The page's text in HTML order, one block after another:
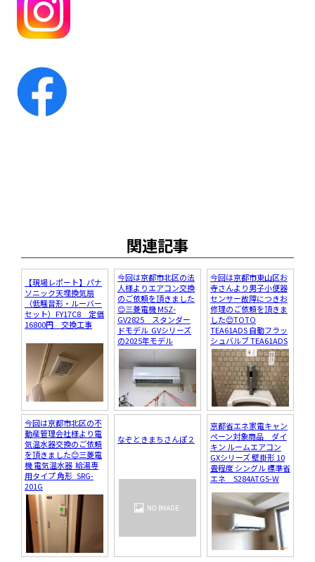
関連記事
【現場レポート】パナ
ソニック天埋換気扇
（低騒音形・ルーバー
セット）FY17C8 定価
16800円 交換工事
今回は京都市北区の法
人様よりエアコン交換
のご依頼を頂きました
😊三菱電機 MSZ-
GV2825 スタンダー
ドモデル GVシリーズ
の2025年モデル
今回は京都市東山区お
寺さんより男子小便器
センサー故障につきお
修理のご依頼を頂きま
した😊TOTO
TEA61ADS 自動フラッ
シュバルブ TEA61ADS
今回は京都市北区の不
動産管理会社様より電
気温水器交換のご依頼
を頂きました😊三菱電
機 電気温水器 給湯専
用タイプ 角形 SRG-
201G
なぞときまちさんぽ２
京都省エネ家電キャン
ペーン対象商品 ダイ
キン ルームエアコン
GXシリーズ 壁掛形 10
畳程度 シングル 標準省
エネ S284ATGS-W